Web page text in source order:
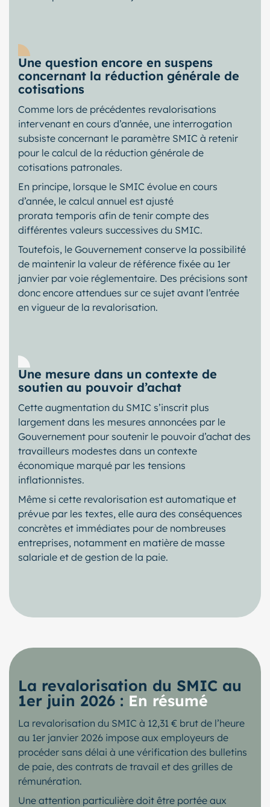
Une question encore en suspens
concernant la réduction générale de
cotisations
Comme lors de précédentes revalorisations
intervenant en cours d’année, une interrogation
subsiste concernant le paramètre SMIC à retenir
pour le calcul de la réduction générale de
cotisations patronales.
En principe, lorsque le SMIC évolue en cours
d’année, le calcul annuel est ajusté
prorata temporis afin de tenir compte des
différentes valeurs successives du SMIC.
Toutefois, le Gouvernement conserve la possibilité
de maintenir la valeur de référence fixée au 1er
janvier par voie réglementaire. Des précisions sont
donc encore attendues sur ce sujet avant l’entrée
en vigueur de la revalorisation.
Une mesure dans un contexte de
soutien au pouvoir d’achat
Cette augmentation du SMIC s’inscrit plus
largement dans les mesures annoncées par le
Gouvernement pour soutenir le pouvoir d’achat des
travailleurs modestes dans un contexte
économique marqué par les tensions
inflationnistes.
Même si cette revalorisation est automatique et
prévue par les textes, elle aura des conséquences
concrètes et immédiates pour de nombreuses
entreprises, notamment en matière de masse
salariale et de gestion de la paie.
La revalorisation du SMIC au
1er juin 2026 : En résumé
La revalorisation du SMIC à 12,31 € brut de l’heure
au 1er janvier 2026 impose aux employeurs de
procéder sans délai à une vérification des bulletins
de paie, des contrats de travail et des grilles de
rémunération.
Une attention particulière doit être portée aux